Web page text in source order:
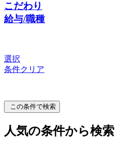
こだわり
給与/職種
選択
条件クリア
この条件で検索
人気の条件から検索